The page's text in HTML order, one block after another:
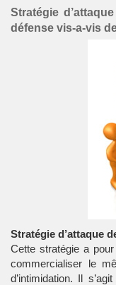
Stratégie
défense vis-a-vis
Stratégie d’attaque
Cette stratégie a
commercialiser le
d’intimidation. Il